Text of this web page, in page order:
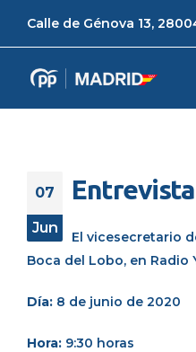
Calle de Génova 13,
07
Jun
Entrevista
El vicesecretario
Boca del Lobo, en Radio
Día: 8 de junio de 2020
Hora: 9:30 horas